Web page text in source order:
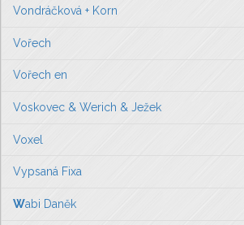
Vondráčková + Korn
Vořech
Vořech en
Voskovec & Werich & Ježek
Voxel
Vypsaná Fixa
Wabi Daněk